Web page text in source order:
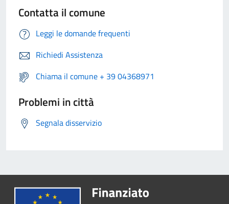
Contatta il comune
Leggi le domande frequenti
Richiedi Assistenza
Chiama il comune + 39 04368971
Problemi in città
Segnala disservizio